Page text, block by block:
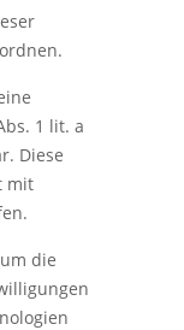
1 lit. a
Diese
mit
die